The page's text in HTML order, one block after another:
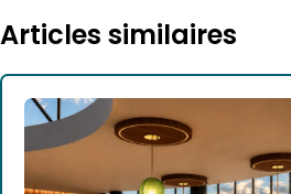
Articles similaires